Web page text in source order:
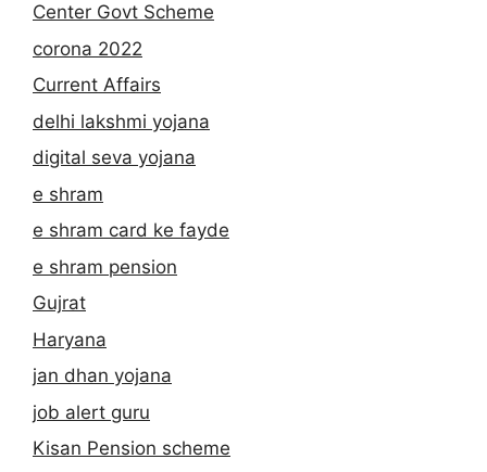
Center Govt Scheme
corona 2022
Current Affairs
delhi lakshmi yojana
digital seva yojana
e shram
e shram card ke fayde
e shram pension
Gujrat
Haryana
jan dhan yojana
job alert guru
Kisan Pension scheme